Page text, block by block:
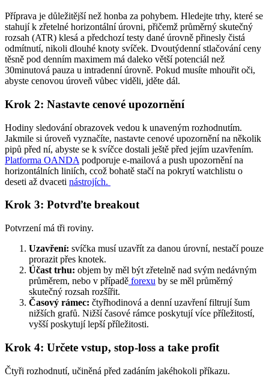
Příprava je důležitější než honba za pohybem. Hledejte trhy, které se
stahují k zřetelné horizontální úrovni, přičemž průměrný skutečný
rozsah (ATR) klesá a předchozí testy dané úrovně přinesly čistá
odmítnutí, nikoli dlouhé knoty svíček. Dvoutýdenní stlačování ceny
těsně pod denním maximem má daleko větší potenciál než
30minutová pauza u intradenní úrovně. Pokud musíte mhouřit oči,
abyste cenovou úroveň vůbec viděli, jděte dál.
Krok 2: Nastavte cenové upozornění
Hodiny sledování obrazovek vedou k unaveným rozhodnutím.
Jakmile si úroveň vyznačíte, nastavte cenové upozornění na několik
pipů před ní, abyste se k svíčce dostali ještě před jejím uzavřením.
Platforma OANDA podporuje e-mailová a push upozornění na
horizontálních liniích, ccož bohatě stačí na pokrytí watchlistu o
deseti až dvaceti nástrojích.
Krok 3: Potvrďte breakout
Potvrzení má tři roviny.
Uzavření: svíčka musí uzavřít za danou úrovní, nestačí pouze
prorazit přes knotek.
Účast trhu: objem by měl být zřetelně nad svým nedávným
průměrem, nebo v případě forexu by se měl průměrný
skutečný rozsah rozšířit.
Časový rámec: čtyřhodinová a denní uzavření filtrují šum
nižších grafů. Nižší časové rámce poskytují více příležitostí,
vyšší poskytují lepší příležitosti.
Krok 4: Určete vstup, stop-loss a take profit
Čtyři rozhodnutí, učiněná před zadáním jakéhokoli příkazu.